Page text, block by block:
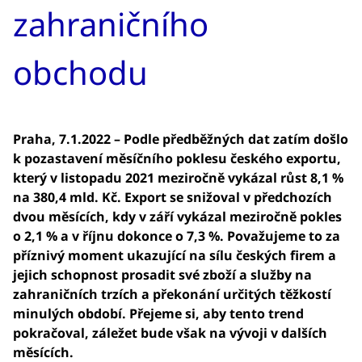
zahraničního
obchodu
Praha, 7.1.2022 – Podle předběžných dat zatím došlo
k pozastavení měsíčního poklesu českého exportu,
který v listopadu 2021 meziročně vykázal růst 8,1 %
na 380,4 mld. Kč. Export se snižoval v předchozích
dvou měsících, kdy v září vykázal meziročně pokles
o 2,1 % a v říjnu dokonce o 7,3 %. Považujeme to za
příznivý moment ukazující na sílu českých firem a
jejich schopnost prosadit své zboží a služby na
zahraničních trzích a překonání určitých těžkostí
minulých období. Přejeme si, aby tento trend
pokračoval, záležet bude však na vývoji v dalších
měsících.